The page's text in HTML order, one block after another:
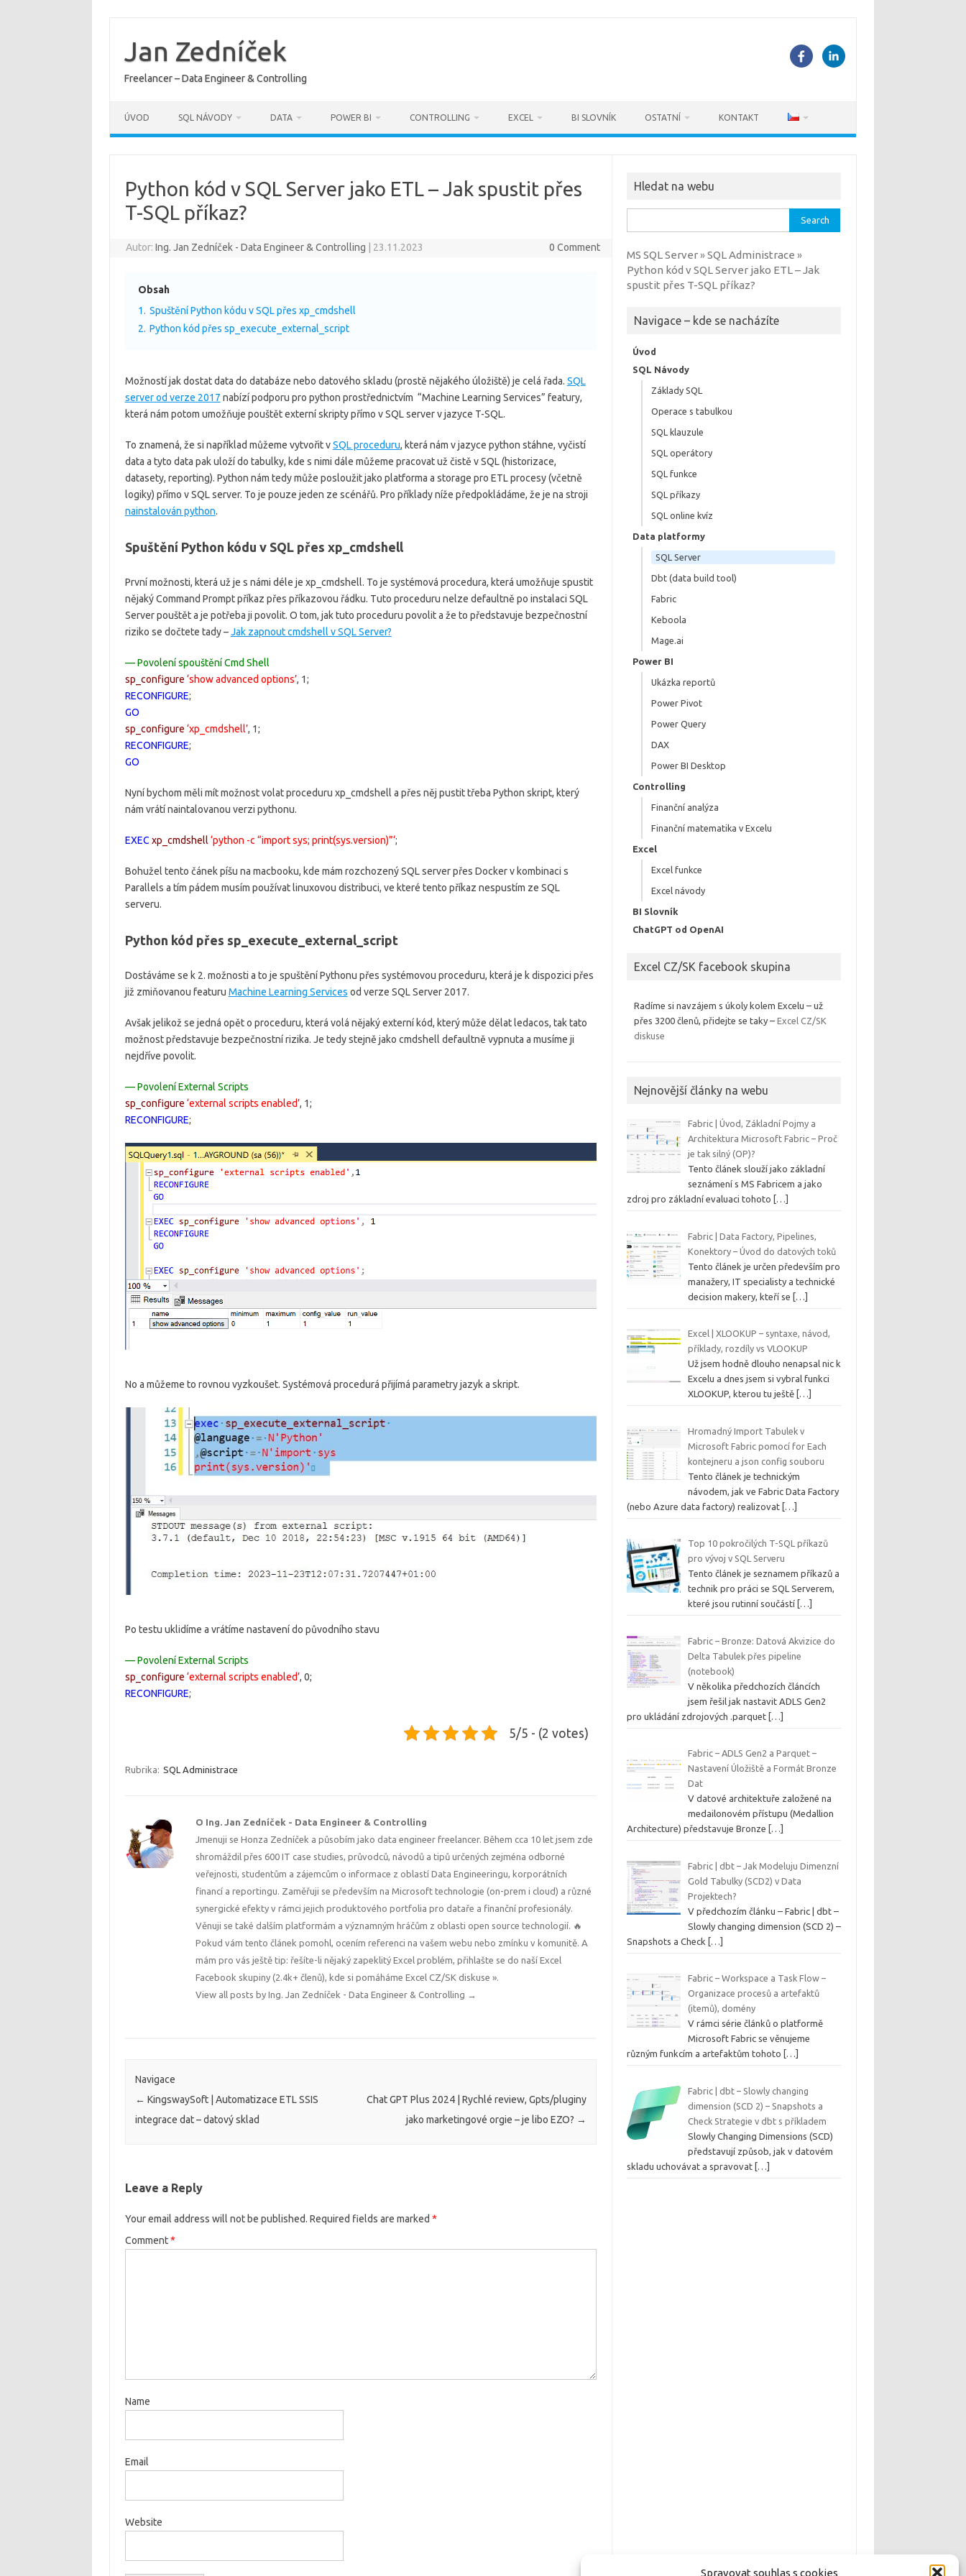
Spravovat souhlas s cookies
content
Jan Zedníček
Freelancer – Data Engineer & Controlling
ÚVOD SQL NÁVODY DATA POWER BI CONTROLLING EXCEL BI SLOVNÍK OSTATNÍ KONTAKT
Python kód v SQL Server jako ETL – Jak spustit přes
T-SQL příkaz?
Autor:Ing. Jan Zedníček - Data Engineer & Controlling 23.11.2023 0 Comment
Obsah
1. Spuštění Python kódu v SQL přes xp_cmdshell
2. Python kód přes sp_execute_external_script
Možností jak dostat data do databáze nebo datového skladu (prostě nějakého úložiště) je celá řada. SQL
server od verze 2017 nabízí podporu pro python prostřednictvím “Machine Learning Services” featury,
která nám potom umožňuje pouštět externí skripty přímo v SQL server v jazyce T-SQL.
To znamená, že si například můžeme vytvořit vSQL proceduru, která nám v jazyce python stáhne, vyčistí
data a tyto data pak uloží do tabulky, kde s nimi dále můžeme pracovat už čistě v SQL (historizace,
datasety, reporting). Python nám tedy může posloužit jako platforma a storage pro ETL procesy (včetně
logiky) přímo v SQL server. To je pouze jeden ze scénářů. Pro příklady níže předpokládáme, že je na stroji
nainstalován python.
Spuštění Python kódu v SQL přes xp_cmdshell
První možnosti, která už je s námi déle je xp_cmdshell. To je systémová procedura, která umožňuje spustit
nějaký Command Prompt příkaz přes příkazovou řádku. Tuto proceduru nelze defaultně po instalaci SQL
Server pouštět a je potřeba ji povolit. O tom, jak tuto proceduru povolit a že to představuje bezpečnostní
riziko se dočtete tady –Jak zapnout cmdshell v SQL Server?
— Povolení spouštění Cmd Shell
sp_configure ‘show advanced options’, 1;
RECONFIGURE;
GO
sp_configure ‘xp_cmdshell’, 1;
RECONFIGURE;
GO
Nyní bychom měli mít možnost volat proceduru xp_cmdshell a přes něj pustit třeba Python skript, který
nám vrátí naintalovanou verzi pythonu.
EXEC xp_cmdshell ‘python -c “import sys; print(sys.version)”‘;
Bohužel tento čánek píšu na macbooku, kde mám rozchozený SQL server přes Docker v kombinaci s
Parallels a tím pádem musím používat linuxovou distribuci, ve které tento příkaz nespustím ze SQL
serveru.
Python kód přes sp_execute_external_script
Dostáváme se k 2. možnosti a to je spuštění Pythonu přes systémovou proceduru, která je k dispozici přes
již zmiňovanou featuru Machine Learning Services od verze SQL Server 2017.
Avšak jelikož se jedná opět o proceduru, která volá nějaký externí kód, který může dělat ledacos, tak tato
možnost představuje bezpečnostní rizika. Je tedy stejně jako cmdshell defaultně vypnuta a musíme ji
nejdříve povolit.
— Povolení External Scripts
sp_configure ‘external scripts enabled’, 1;
RECONFIGURE;
No a můžeme to rovnou vyzkoušet. Systémová procedurá přijímá parametry jazyk a skript.
Po testu uklidíme a vrátíme nastavení do původního stavu
— Povolení External Scripts
sp_configure ‘external scripts enabled’, 0;
RECONFIGURE;
5/5 - (2 votes)
Rubrika: SQL Administrace
O Ing. Jan Zedníček - Data Engineer & Controlling
Jmenuji se Honza Zedníček a působím jako data engineer freelancer. Během cca 10 let jsem zde
shromáždil přes 600 IT case studies, průvodců, návodů a tipů určených zejména odborné
veřejnosti, studentům a zájemcům o informace z oblastí Data Engineeringu, korporátních
financí a reportingu. Zaměřuji se především na Microsoft technologie (on-prem i cloud) a různé
synergické efekty v rámci jejich produktového portfolia pro dataře a finanční profesionály.
Věnuji se také dalším platformám a významným hráčům z oblasti open source technologií. 🔥
Pokud vám tento článek pomohl, ocením referenci na vašem webu nebo zmínku v komunitě. A
mám pro vás ještě tip: řešíte-li nějaký zapeklitý Excel problém, přihlašte se do naší Excel
Facebook skupiny (2.4k+ členů), kde si pomáhámeExcel CZ/SK diskuse ».
View all posts by Ing. Jan Zedníček - Data Engineer & Controlling →
Navigace
← KingswaySoft | Automatizace ETL SSIS
integrace dat – datový sklad
Chat GPT Plus 2024 | Rychlé review, Gpts/pluginy
jako marketingové orgie – je libo EZO? →
Leave a Reply
Your email address will not be published. Required fields are marked *
Comment*
Name
Email
Website
Hledat na webu
for:
MS SQL Server»SQL Administrace»
Python kód v SQL Server jako ETL – Jak
spustit přes T-SQL příkaz?
Navigace – kde se nacházíte
Úvod
SQL Návody
Základy SQL
Operace s tabulkou
SQL klauzule
SQL operátory
SQL funkce
SQL příkazy
SQL online kvíz
Data platformy
SQL Server
Dbt (data build tool)
Fabric
Keboola
Mage.ai
Power BI
Ukázka reportů
Power Pivot
Power Query
DAX
Power BI Desktop
Controlling
Finanční analýza
Finanční matematika v Excelu
Excel
Excel funkce
Excel návody
BI Slovník
ChatGPT od OpenAI
Excel CZ/SK facebook skupina
Radíme si navzájem s úkoly kolem Excelu – už
přes 3200 členů, přidejte se taky –Excel CZ/SK
diskuse
Nejnovější články na webu
Fabric | Úvod, Základní Pojmy a
Architektura Microsoft Fabric – Proč
je tak silný (OP)?
Tento článek slouží jako základní
seznámení s MS Fabricem a jako
zdroj pro základní evaluaci tohoto
[…]
Fabric | Data Factory, Pipelines,
Konektory – Úvod do datových toků
Tento článek je určen především pro
manažery, IT specialisty a technické
decision makery, kteří se […]
Excel | XLOOKUP – syntaxe, návod,
příklady, rozdíly vs VLOOKUP
Už jsem hodně dlouho nenapsal nic k
Excelu a dnes jsem si vybral funkci
XLOOKUP, kterou tu ještě […]
Hromadný Import Tabulek v
Microsoft Fabric pomocí for Each
kontejneru a json config souboru
Tento článek je technickým
návodem, jak ve Fabric Data Factory
(nebo Azure data factory) realizovat […]
Top 10 pokročilých T-SQL příkazů
pro vývoj v SQL Serveru
Tento článek je seznamem příkazů a
technik pro práci se SQL Serverem,
které jsou rutinní součástí […]
Fabric – Bronze: Datová Akvizice do
Delta Tabulek přes pipeline
(notebook)
V několika předchozích článcích
jsem řešil jak nastavit ADLS Gen2
pro ukládání zdrojových .parquet […]
Fabric – ADLS Gen2 a Parquet –
Nastavení Úložiště a Formát Bronze
Dat
V datové architektuře založené na
medailonovém přístupu (Medallion
Architecture) představuje Bronze
[…]
Fabric | dbt – Jak Modeluju Dimenzní
Gold Tabulky (SCD2) v Data
Projektech?
V předchozím článku – Fabric | dbt –
Slowly changing dimension (SCD 2) –
Snapshots a Check […]
Fabric – Workspace a Task Flow –
Organizace procesů a artefaktů
(itemů), domény
V rámci série článků o platformě
Microsoft Fabric se věnujeme
různým funkcím a artefaktům tohoto
[…]
Fabric | dbt – Slowly changing
dimension (SCD 2) – Snapshots a
Check Strategie v dbt s příkladem
Slowly Changing Dimensions (SCD)
představují způsob, jak v datovém
skladu uchovávat a spravovat […]